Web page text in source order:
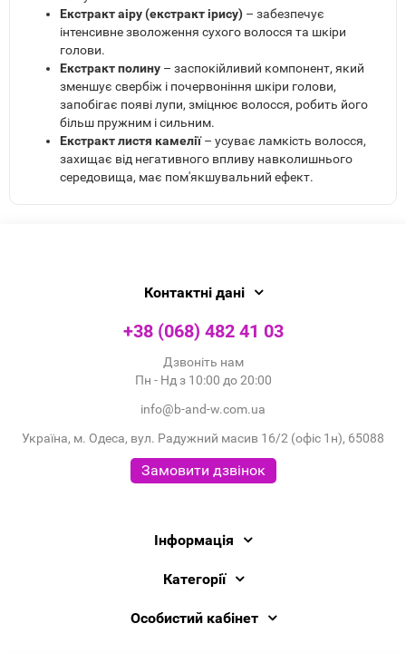
Екстракт аіру (екстракт ірису) – забезпечує
інтенсивне зволоження сухого волосся та шкіри
голови.
Екстракт полину – заспокійливий компонент, який
зменшує свербіж і почервоніння шкіри голови,
запобігає появі лупи, зміцнює волосся, робить його
більш пружним і сильним.
Екстракт листя камелії– усуває ламкість волосся,
захищає від негативного впливу навколишнього
середовища, має пом'якшувальний ефект.
Контактні дані
+38 (068) 482 41 03
Дзвоніть нам
Пн - Нд з 10:00 до 20:00
info@b-and-w.com.ua
Україна, м. Одеса, вул. Радужний масив 16/2 (офіс 1н), 65088
Замовити дзвінок
Інформація
Категорії
Особистий кабінет